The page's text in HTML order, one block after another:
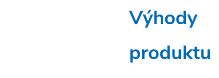
Výhody
produktu